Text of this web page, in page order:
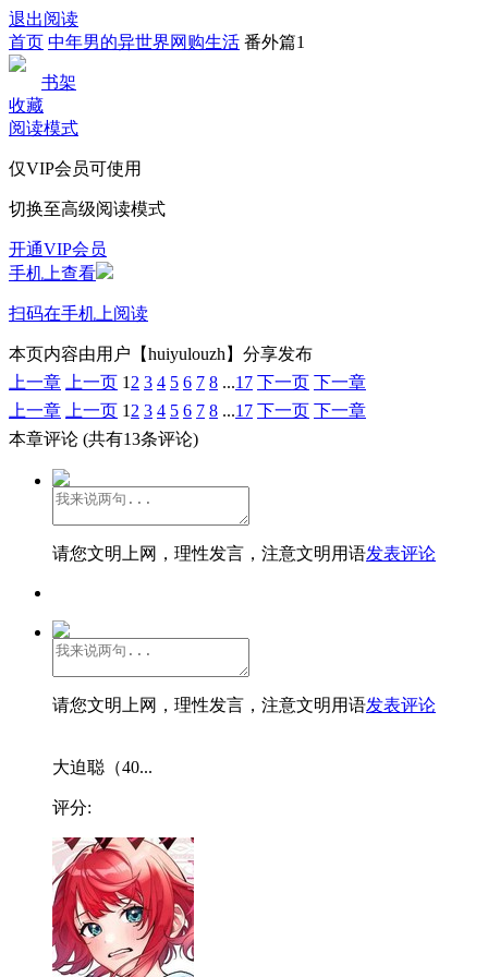
退出阅读
首页 中年男的异世界网购生活 番外篇1
书架
收藏
阅读模式
仅VIP会员可使用
切换至高级阅读模式
开通VIP会员
手机上查看
扫码在手机上阅读
本页内容由用户【huiyulouzh】分享发布
上一章
上一页 1 2 3 4 5 6 7 8 ...17 下一页 下一章
上一章
上一页 1 2 3 4 5 6 7 8 ...17 下一页 下一章
本章评论 (共有13条评论)
请您文明上网，理性发言，注意文明用语发表评论
请您文明上网，理性发言，注意文明用语发表评论
大迫聪（40...
评分: